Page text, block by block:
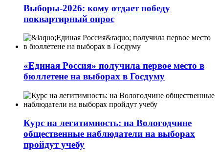
Выборы-2026: кому отдает победу
поквартирный опрос
«Единая Россия» получила первое место в
бюллетене на выборах в Госдуму
Курс на легитимность: на Вологодчине
общественные наблюдатели на выборах
пройдут учебу